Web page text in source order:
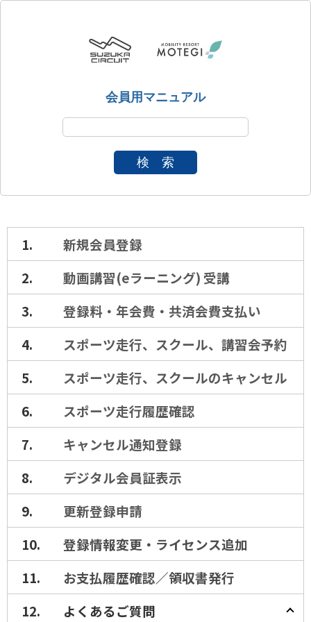
会員用マニュアル
検 索
新規会員登録
動画講習(eラーニング) 受講
登録料・年会費・共済会費支払い
スポーツ走行、スクール、講習会予約
スポーツ走行、スクールのキャンセル
スポーツ走行履歴確認
キャンセル通知登録
デジタル会員証表示
更新登録申請
登録情報変更・ライセンス追加
お支払履歴確認／領収書発行
よくあるご質問